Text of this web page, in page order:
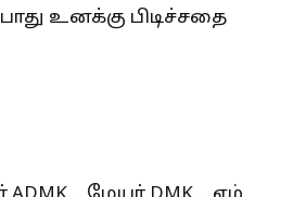
உனக்கு பிடிச்சதை